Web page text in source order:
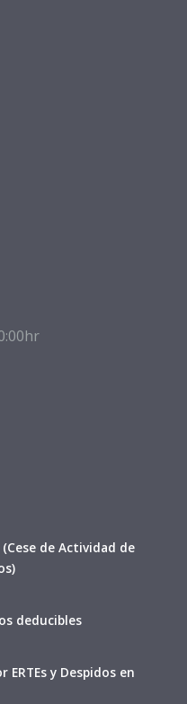
(Cese de Actividad de
deducibles
y Despidos en